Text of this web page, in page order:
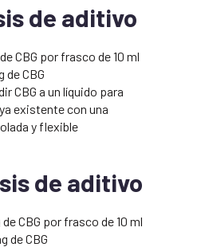
de aditivo
CBG por frasco de 10 ml
de CBG
CBG a un líquido para
existente con una
y flexible
de aditivo
CBG por frasco de 10 ml
de CBG